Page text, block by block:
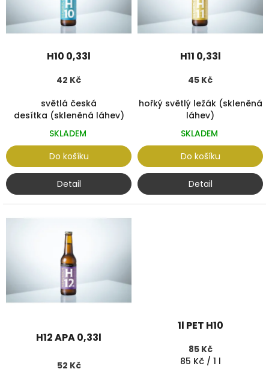
p
r
H10 0,33l
42 Kč
světlá česká
desítka (skleněná láhev)
SKLADEM
Do košíku
Detail
H11 0,33l
45 Kč
hořký světlý ležák (skleněná
láhev)
SKLADEM
Do košíku
Detail
H12 APA 0,33l
52 Kč
1l PET H10
85 Kč
Měrná
85 Kč / 1 l